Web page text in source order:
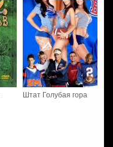
Штат Голубая гора